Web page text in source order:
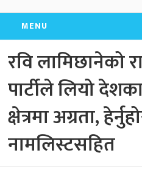
MENU
रवि लामिछानेको
पार्टीले लियो
क्षेत्रमा अग्रता,
नामलिस्टसहित